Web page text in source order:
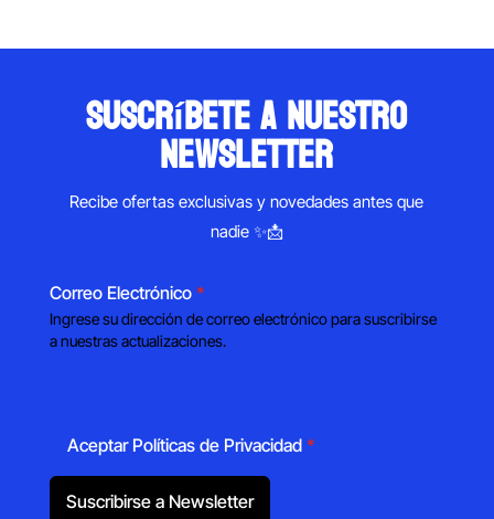
suscríbete a nuestro
newsletter
Recibe ofertas exclusivas y novedades antes que
nadie ✨📩
Correo Electrónico *
Ingrese su dirección de correo electrónico para suscribirse
a nuestras actualizaciones.
Aceptar Políticas de Privacidad *
Suscribirse a Newsletter